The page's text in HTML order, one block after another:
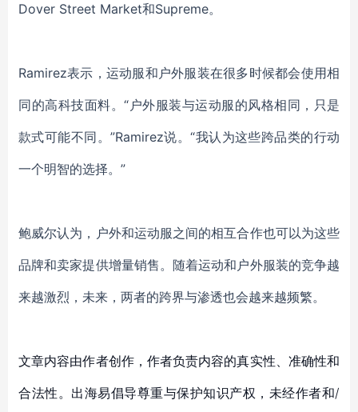
Dover Street Market和Supreme。
Ramirez表示 ，运动服和户外服装在很多时候都会使用相
同的高科技面料。 “户外服装与运动服 的风格相同，只是
款式可能不同。”Ramirez说。“我认为这些跨品类的行动
一个明智的选择。 ”
鲍威尔认为， 户外和运动服之间的相互合作也可以为这些
品牌和卖家提供增量销售。 随着运动和户外服装的竞争越
来越激烈，未来，两者的跨界与渗透也会越来越频繁。
文章内容由作者创作，作者负责内容的真实性、准确性和
合法性。出海易倡导尊重与保护知识产权，未经作者和/